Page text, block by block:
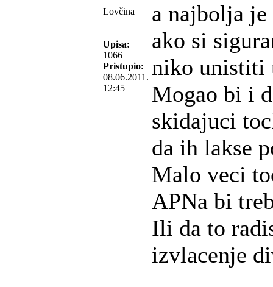
Lovčina
Upisa:
1066
Pristupio:
08.06.2011.
12:45
a najbolja
ako si
niko unistiti
Mogao bi i
skidajuci
da ih lakse
Malo veci
APNa bi
Ili da to
izvlacenje